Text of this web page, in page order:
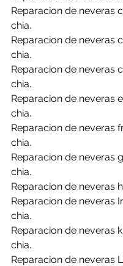
Reparacion de neveras
chia.
Reparacion de neveras
chia.
Reparacion de neveras
chia.
Reparacion de neveras
chia.
Reparacion de neveras
chia.
Reparacion de neveras
chia.
Reparacion de neveras
Reparacion de neveras
chia.
Reparacion de neveras
chia.
Reparacion de neveras